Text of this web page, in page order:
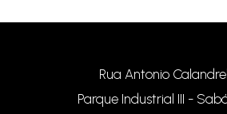
Rua Antonio
Parque Industrial III -